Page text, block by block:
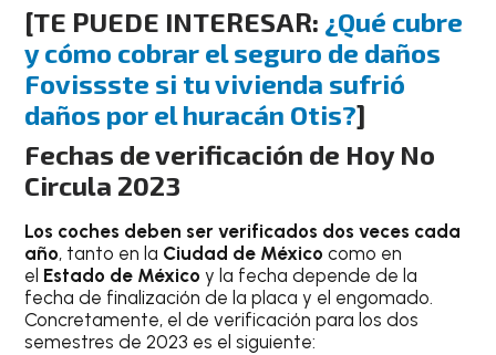
[TE PUEDE INTERESAR: ¿Qué cubre
y cómo cobrar el seguro de daños
Fovissste si tu vivienda sufrió
daños por el huracán Otis?]
Fechas de verificación de Hoy No
Circula 2023
Los coches deben ser verificados dos veces cada
año, tanto en la Ciudad de Méxicocomo en
el Estado de Méxicoy la fecha depende de la
fecha de finalización de la placa y el engomado.
Concretamente, el de verificación para los dos
semestres de 2023 es el siguiente: